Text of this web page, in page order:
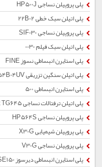
پلی پروپیلن نساجی HP500J
پلی اتیلن سبک خطی 22B02
پلی پروپیلن نساجی SIF030
پلی اتیلن سبک فیلم 0030
پلی استایرن انبساطی نسوز FINE
پلی اتیلن سنگین تزریقی 54B04UV
پلی استایرن انبساطی 500
پلی اتیلن ترفتالات نساجی Super Bright TG645
پلی پروپیلن نساجی HP564S
پلی پروپیلن شیمیایی X30G
پلی پروپیلن نساجی V30G
پلی استایرن انبساطی دیرسوز SE150